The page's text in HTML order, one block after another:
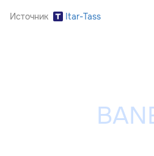
Источник Itar-Tass